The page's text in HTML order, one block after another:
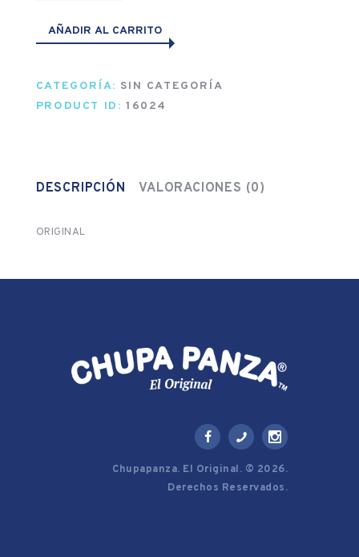
AÑADIR AL CARRITO
CATEGORÍA: SIN CATEGORÍA
PRODUCT ID: 16024
DESCRIPCIÓN VALORACIONES (0)
ORIGINAL
Chupapanza. El Original. © 2026.
Derechos Reservados.